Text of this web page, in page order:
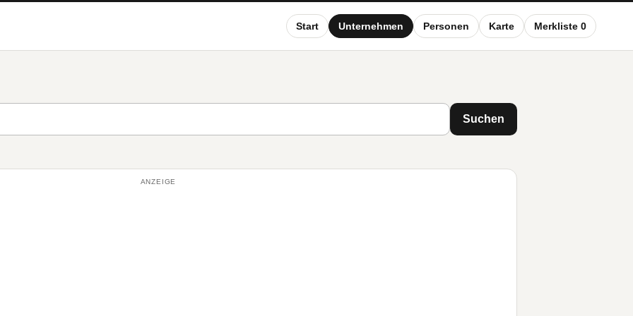
Start Unternehmen Personen Karte Merkliste 0
Suchen
ANZEIGE